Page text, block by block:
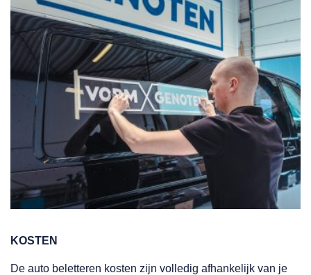
KOSTEN
De auto beletteren kosten zijn volledig afhankelijk van je